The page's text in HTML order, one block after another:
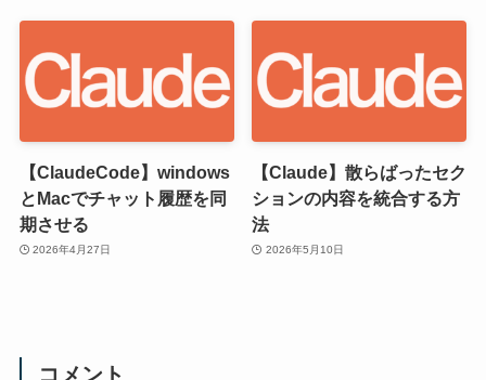
【ClaudeCode】windows
とMacでチャット履歴を同
期させる
2026年4月27日
【Claude】散らばったセク
ションの内容を統合する方
法
2026年5月10日
コメント